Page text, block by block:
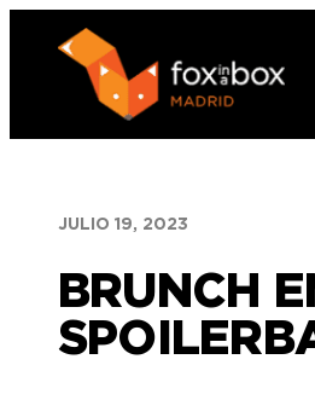
contenido
JULIO 19, 2023
BRUNCH